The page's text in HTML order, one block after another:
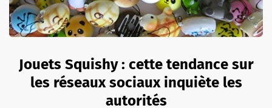
Jouets Squishy : cette tendance sur
les réseaux sociaux inquiète les
autorités